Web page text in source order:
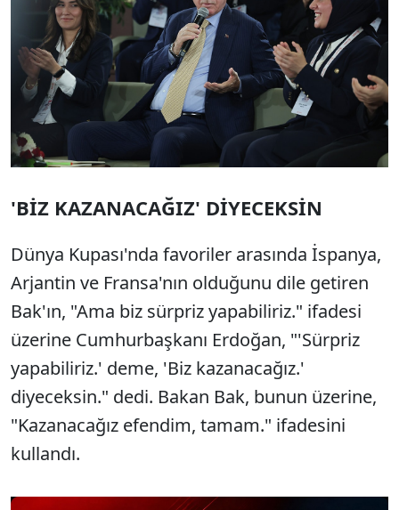
'BİZ KAZANACAĞIZ' DİYECEKSİN
Dünya Kupası'nda favoriler arasında İspanya,
Arjantin ve Fransa'nın olduğunu dile getiren
Bak'ın, "Ama biz sürpriz yapabiliriz." ifadesi
üzerine Cumhurbaşkanı Erdoğan, "'Sürpriz
yapabiliriz.' deme, 'Biz kazanacağız.'
diyeceksin." dedi. Bakan Bak, bunun üzerine,
"Kazanacağız efendim, tamam." ifadesini
kullandı.